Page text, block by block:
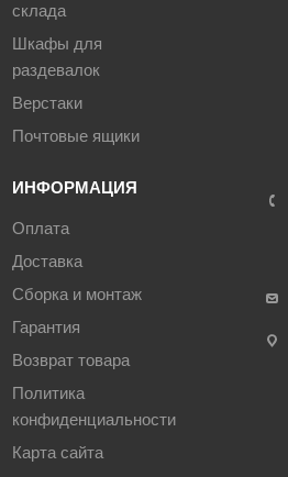
склада
Шкафы для
раздевалок
Верстаки
Почтовые ящики
ИНФОРМАЦИЯ
Оплата
Доставка
Сборка и монтаж
Гарантия
Возврат товара
Политика
конфиденциальности
Карта сайта